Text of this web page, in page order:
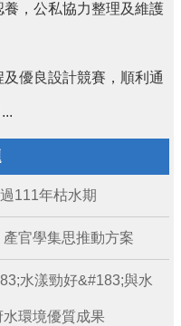
，公私協力整理及維護
優良設計競賽，順利通
111年枯水期
官學集思推動方案
水漾勁好&#183;與水
環境優質成果